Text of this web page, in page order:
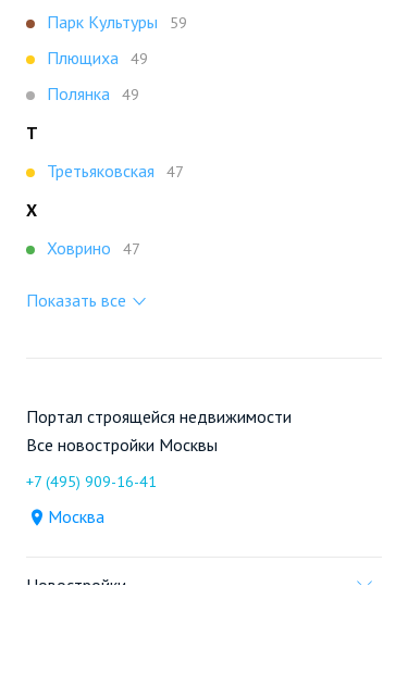
Парк Культуры
59
Плющиха 49
Полянка 49
Т
Третьяковская
47
Х
Ховрино
47
Показать все
Портал строящейся недвижимости
Все новостройки Москвы
+7 (495) 909-16-41
Москва
Новостройки